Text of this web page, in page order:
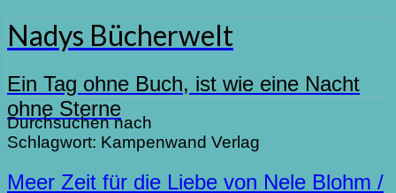
Nadys Bücherwelt
Ein Tag ohne Buch, ist wie eine Nacht
ohne Sterne
Durchsuchen nach
Schlagwort: Kampenwand Verlag
Meer
Meer Zeit für die Liebe von Nele Blohm /